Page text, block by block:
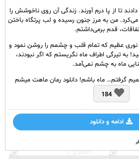
تا از پا درم آورند. زندگی آن روی ناخوشش را
من به مرز جنون رسیده و لب پرتگاه باختن
قدم برمی‌داشتم.
نوری عظیم که تمام قلب و چشمم را روشن نمود و
به تیرگی اطراف ماه نگریستم که اگر نبودند،
ماه به چشم نمی‌آمد.
گرفتم… ماه باشم! دانلود رمان ماهت میشم
184
ادامه و دانلود